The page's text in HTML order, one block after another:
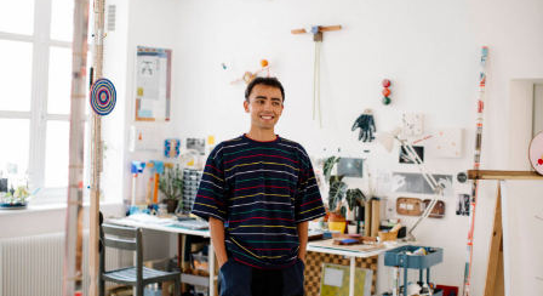
MAGAZINE
ESPACES DE PRATIQUE ARTISTIQUE
Recherche
Connexion
↓